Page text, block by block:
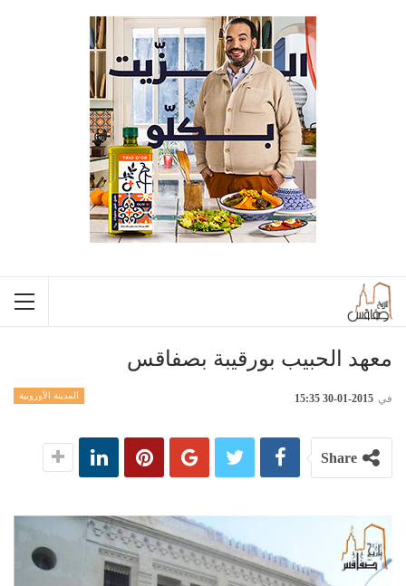
معهد الحبيب بورقيبة بصفاقس
المدينة الأوروبية في 2015-01-30 15:35
Share